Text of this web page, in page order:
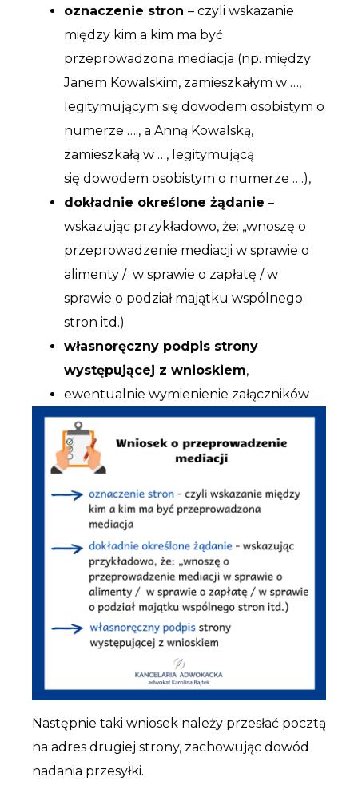
oznaczenie stron – czyli wskazanie
między kim a kim ma być
przeprowadzona mediacja (np. między
Janem Kowalskim, zamieszkałym w …,
legitymującym się dowodem osobistym o
numerze …., a Anną Kowalską,
zamieszkałą w …, legitymującą
się dowodem osobistym o numerze ….),
dokładnie określone żądanie –
wskazując przykładowo, że: „wnoszę o
przeprowadzenie mediacji w sprawie o
alimenty / w sprawie o zapłatę / w
sprawie o podział majątku wspólnego
stron itd.)
własnoręczny podpis strony
występującej z wnioskiem,
ewentualnie wymienienie załączników
Następnie taki wniosek należy przesłać pocztą
na adres drugiej strony, zachowując dowód
nadania przesyłki.